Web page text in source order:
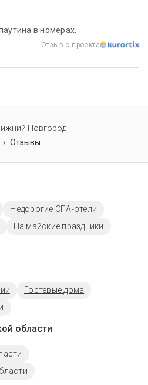
в номерах.
Отзыв с проекта
Новгород
Отзывы
Недорогие СПА-отели
На майские праздники
Гостевые дома
области